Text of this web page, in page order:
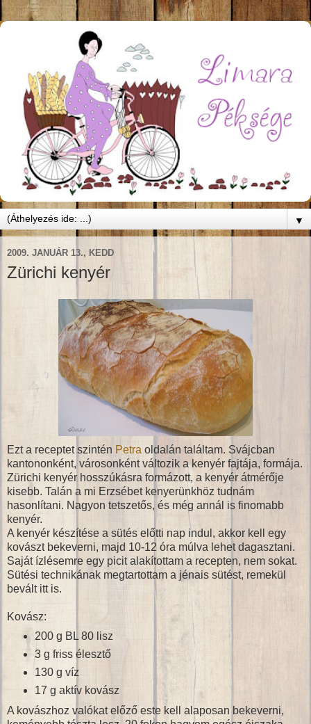
▼
2009. JANUÁR 13., KEDD
Zürichi kenyér
Ezt a receptet szintén Petra oldalán találtam. Svájcban
kantononként, városonként változik a kenyér fajtája, formája.
Zürichi kenyér hosszúkásra formázott, a kenyér átmérője
kisebb. Talán a mi Erzsébet kenyerünkhöz tudnám
hasonlítani. Nagyon tetszetős, és még annál is finomabb
kenyér.
A kenyér készítése a sütés előtti nap indul, akkor kell egy
kovászt bekeverni, majd 10-12 óra múlva lehet dagasztani.
Saját ízlésemre egy picit alakítottam a recepten, nem sokat.
Sütési technikának megtartottam a jénais sütést, remekül
bevált itt is.
Kovász:
200 g BL 80 lisz
3 g friss élesztő
130 g víz
17 g aktív kovász
A kovászhoz valókat előző este kell alaposan bekeverni,